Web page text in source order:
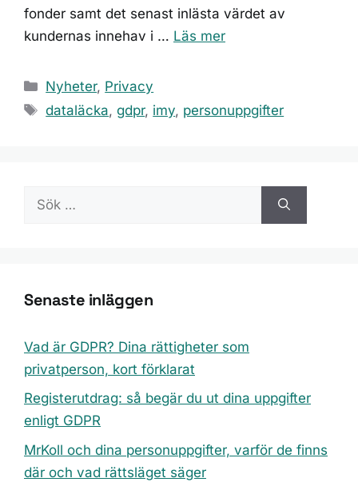
fonder samt det senast inlästa värdet av
kundernas innehav i … Läs mer
Kategorier
Nyheter, Privacy
Etiketter
dataläcka,gdpr, imy, personuppgifter
Sök
Senaste inläggen
Vad är GDPR? Dina rättigheter som
privatperson, kort förklarat
Registerutdrag: så begär du ut dina uppgifter
enligt GDPR
MrKoll och dina personuppgifter, varför de finns
där och vad rättsläget säger